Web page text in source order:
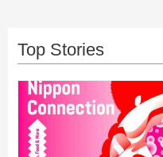
Top Stories